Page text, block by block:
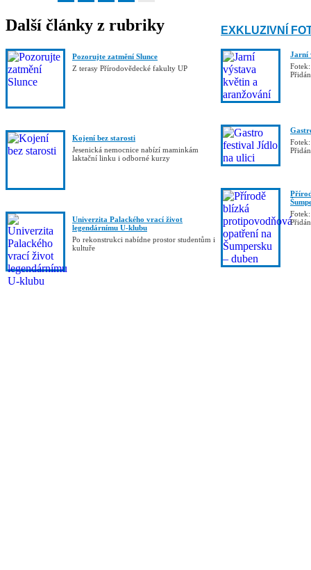
Další články z rubriky
Pozorujte zatmění Slunce
Z terasy Přírodovědecké fakulty UP
Kojení bez starosti
Jesenická nemocnice nabízí maminkám
laktační linku i odborné kurzy
Univerzita Palackého vrací život
legendárnímu U-klubu
Po rekonstrukci nabídne prostor studentům i
kultuře
EXKLUZIVNÍ
Jarní